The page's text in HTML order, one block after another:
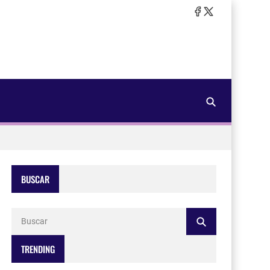
BUSCAR
TRENDING